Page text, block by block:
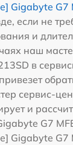
Gigabyte G7
если не
и
наш
в
сервис-
и
G7
Gigabyte G7